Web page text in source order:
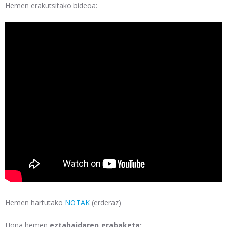
Hemen erakutsitako bideoa:
Hemen hartutako NOTAK (erderaz)